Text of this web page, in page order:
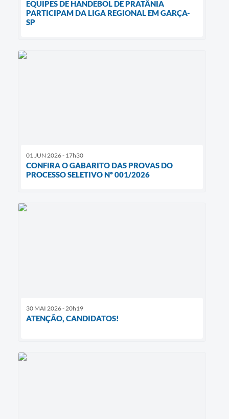
EQUIPES DE HANDEBOL DE PRATÂNIA
PARTICIPAM DA LIGA REGIONAL EM GARÇA-
SP
01 JUN 2026 - 17h30
CONFIRA O GABARITO DAS PROVAS DO
PROCESSO SELETIVO Nº 001/2026
30 MAI 2026 - 20h19
ATENÇÃO, CANDIDATOS!